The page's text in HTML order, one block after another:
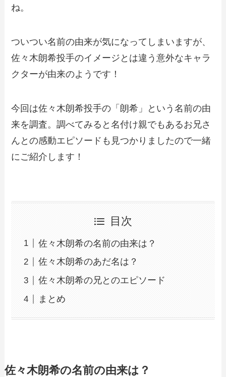
ね。
ついつい名前の由来が気になってしまいますが、
佐々木朗希投手のイメージとは違う意外なキャラ
クターが由来のようです！
今回は佐々木朗希投手の「朗希」という名前の由
来を調査。調べてみると名付け親でもあるお兄さ
んとの感動エピソードも見つかりましたので一緒
にご紹介します！
目次
佐々木朗希の名前の由来は？
佐々木朗希のあだ名は？
佐々木朗希の兄とのエピソード
まとめ
佐々木朗希の名前の由来は？